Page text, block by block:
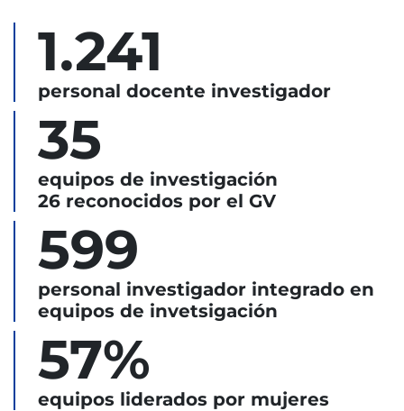
1.241
personal docente investigador
35
equipos de investigación
26 reconocidos por el GV
599
personal investigador integrado en
equipos de invetsigación
57%
equipos liderados por mujeres